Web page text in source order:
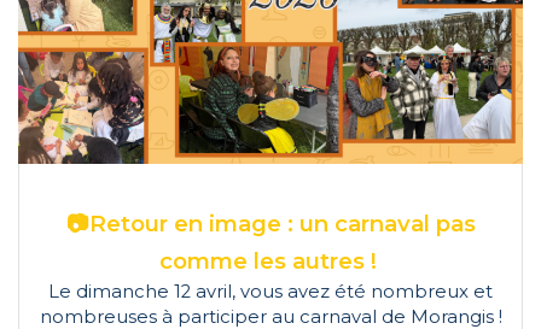
📷Retour en image : un carnaval pas
comme les autres !
Le dimanche 12 avril, vous avez été nombreux et
nombreuses à participer au carnaval de Morangis !